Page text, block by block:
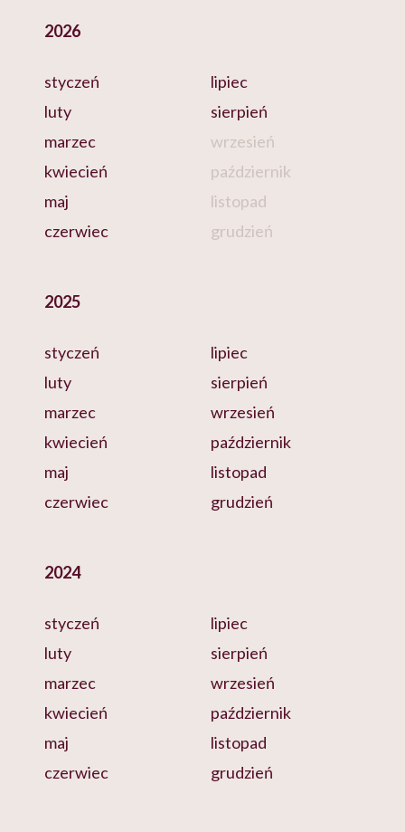
2026
styczeń
luty
marzec
kwiecień
maj
czerwiec
lipiec
sierpień
wrzesień
październik
listopad
grudzień
2025
styczeń
luty
marzec
kwiecień
maj
czerwiec
lipiec
sierpień
wrzesień
październik
listopad
grudzień
2024
styczeń
luty
marzec
kwiecień
maj
czerwiec
lipiec
sierpień
wrzesień
październik
listopad
grudzień